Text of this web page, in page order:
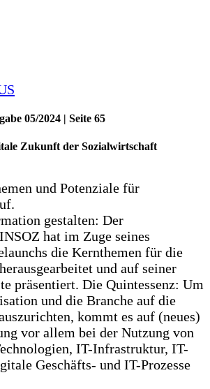
05/2024 | Seite 65
Zukunft der Sozialwirtschaft
und Potenziale für
gestalten: Der
hat im Zuge seines
die Kernthemen für die
und auf seiner
präsentiert. Die Quintessenz: Um
und die Branche auf die
kommt es auf (neues)
vor allem bei der Nutzung von
IT-Infrastruktur, IT-
Geschäfts- und IT-Prozesse